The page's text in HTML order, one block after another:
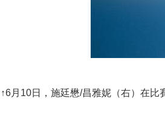
↑6月10日，施廷懋/昌雅妮（右）在